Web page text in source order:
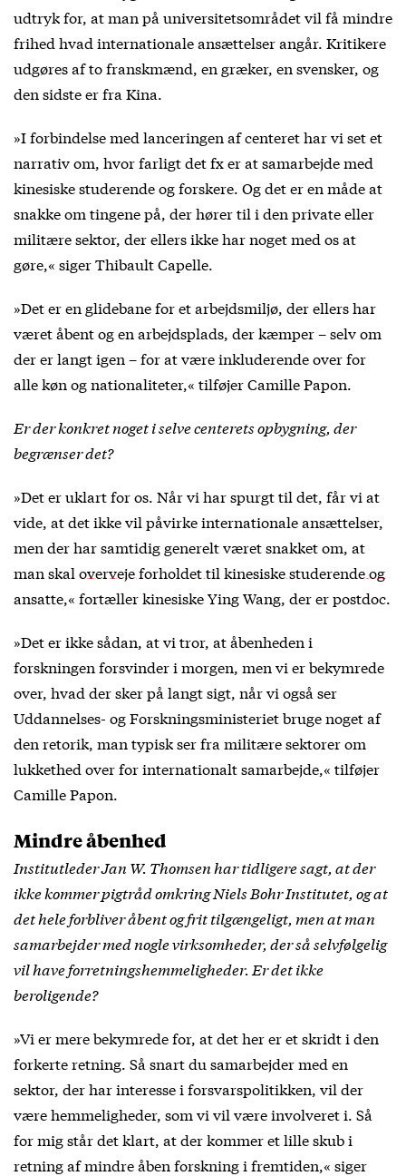
udtryk for, at man på universitetsområdet vil få mindre
frihed hvad internationale ansættelser angår. Kritikere
udgøres af to franskmænd, en græker, en svensker, og
den sidste er fra Kina.
»I forbindelse med lanceringen af centeret har vi set et
narrativ om, hvor farligt det fx er at samarbejde med
kinesiske studerende og forskere. Og det er en måde at
snakke om tingene på, der hører til i den private eller
militære sektor, der ellers ikke har noget med os at
gøre,« siger Thibault Capelle.
»Det er en glidebane for et arbejdsmiljø, der ellers har
været åbent og en arbejdsplads, der kæmper – selv om
der er langt igen – for at være inkluderende over for
alle køn og nationaliteter,« tilføjer Camille Papon.
Er der konkret noget i selve centerets opbygning, der
begrænser det?
»Det er uklart for os. Når vi har spurgt til det, får vi at
vide, at det ikke vil påvirke internationale ansættelser,
men der har samtidig generelt været snakket om, at
man skal overveje forholdet til kinesiske studerende og
ansatte,« fortæller kinesiske Ying Wang, der er postdoc.
»Det er ikke sådan, at vi tror, at åbenheden i
forskningen forsvinder i morgen, men vi er bekymrede
over, hvad der sker på langt sigt, når vi også ser
Uddannelses- og Forskningsministeriet bruge noget af
den retorik, man typisk ser fra militære sektorer om
lukkethed over for internationalt samarbejde,« tilføjer
Camille Papon.
Mindre åbenhed
Institutleder Jan W. Thomsen har tidligere sagt, at der
ikke kommer pigtråd omkring Niels Bohr Institutet, og at
det hele forbliver åbent og frit tilgængeligt, men at man
samarbejder med nogle virksomheder, der så selvfølgelig
vil have forretningshemmeligheder. Er det ikke
beroligende?
»Vi er mere bekymrede for, at det her er et skridt i den
forkerte retning. Så snart du samarbejder med en
sektor, der har interesse i forsvarspolitikken, vil der
være hemmeligheder, som vi vil være involveret i. Så
for mig står det klart, at der kommer et lille skub i
retning af mindre åben forskning i fremtiden,« siger